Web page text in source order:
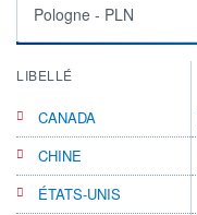
Pologne - PLN
LIBELLÉ
CANADA
CHINE
ÉTATS-UNIS